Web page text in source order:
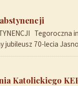
Tegoroczna
jubileusz 70-lecia
Katolickiego